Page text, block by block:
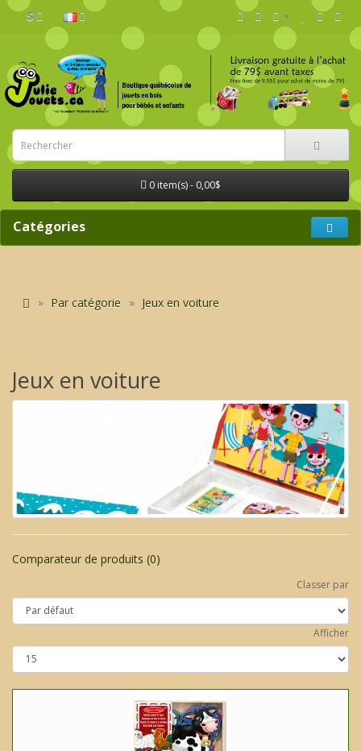
$
0 item(s) - 0,00$
Catégories
Par catégorie Jeux en voiture
Jeux en voiture
Comparateur de produits (0)
Classer par
Afficher